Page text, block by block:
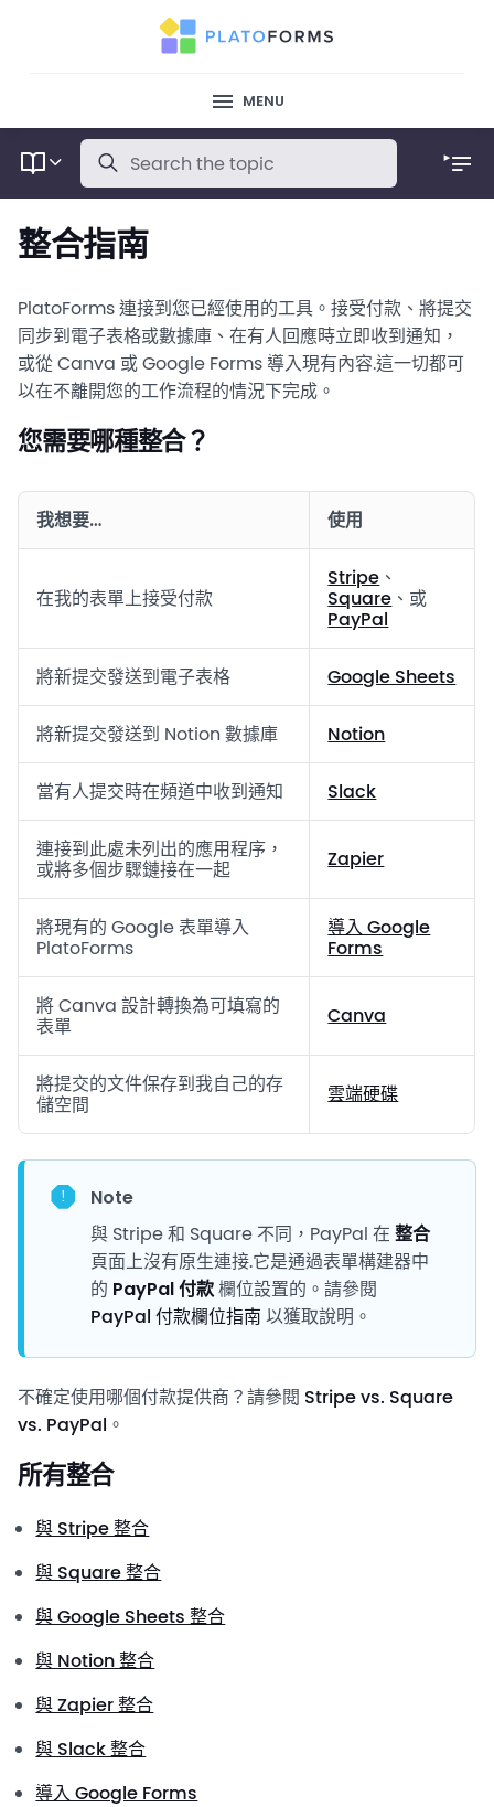
MENU
整合指南
PlatoForms 連接到您已經使用的工具。接受付款、將提交
同步到電子表格或數據庫、在有人回應時立即收到通知，
或從 Canva 或 Google Forms 導入現有內容.這一切都可
以在不離開您的工作流程的情況下完成。
您需要哪種整合？
我想要… 使用
在我的表單上接受付款
Stripe 、
Square 、或
PayPal
將新提交發送到電子表格 Google Sheets
將新提交發送到 Notion 數據庫 Notion
當有人提交時在頻道中收到通知 Slack
連接到此處未列出的應用程序，
或將多個步驟鏈接在一起
Zapier
將現有的 Google 表單導入
PlatoForms
導入 Google
Forms
將 Canva 設計轉換為可填寫的
表單
Canva
將提交的文件保存到我自己的存
儲空間
雲端硬碟
Note
與 Stripe 和 Square 不同，PayPal 在整合
頁面上沒有原生連接.它是通過表單構建器中
的 PayPal 付款欄位設置的。請參閱
PayPal 付款欄位指南 以獲取說明。
不確定使用哪個付款提供商？請參閱 Stripe vs. Square
vs. PayPal 。
所有整合
與 Stripe 整合
與 Square 整合
與 Google Sheets 整合
與 Notion 整合
與 Zapier 整合
與 Slack 整合
導入 Google Forms